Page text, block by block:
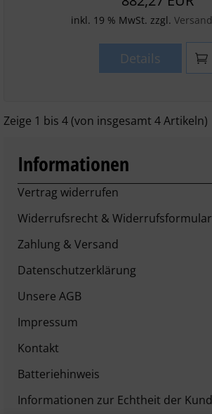
inkl. 19 % MwSt. zzgl.
Details
Zeige 1 bis 4(von insgesamt 4Artikeln)
Informationen
Vertrag widerrufen
Widerrufsrecht & Widerrufsformular
Zahlung & Versand
Datenschutzerklärung
Unsere AGB
Impressum
Kontakt
Batteriehinweis
Informationen zur Echtheit der